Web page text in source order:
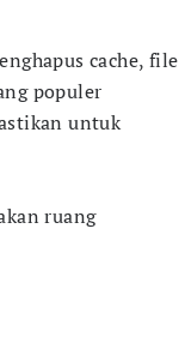
cache, file
populer
untuk
ruang